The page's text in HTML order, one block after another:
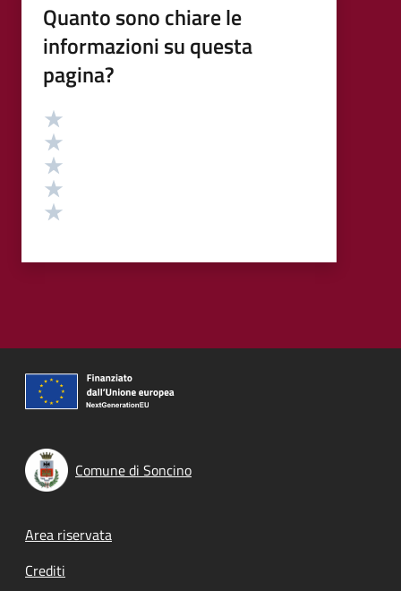
Quanto sono chiare le
informazioni su questa
pagina?
Valutazione
Comune di Soncino
Footer menu
Area riservata
Crediti